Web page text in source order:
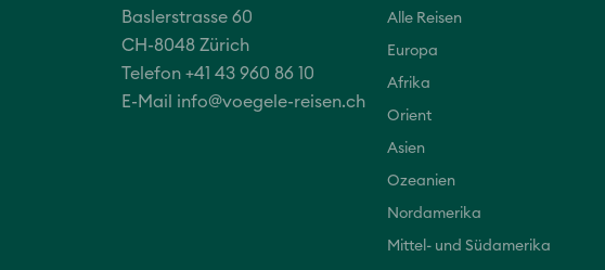
Baslerstrasse 60
CH-8048 Zürich
Telefon +41 43 960 86 10
E-Mail info@voegele-reisen.ch
Alle Reisen
Europa
Afrika
Orient
Asien
Ozeanien
Nordamerika
Mittel- und Südamerika